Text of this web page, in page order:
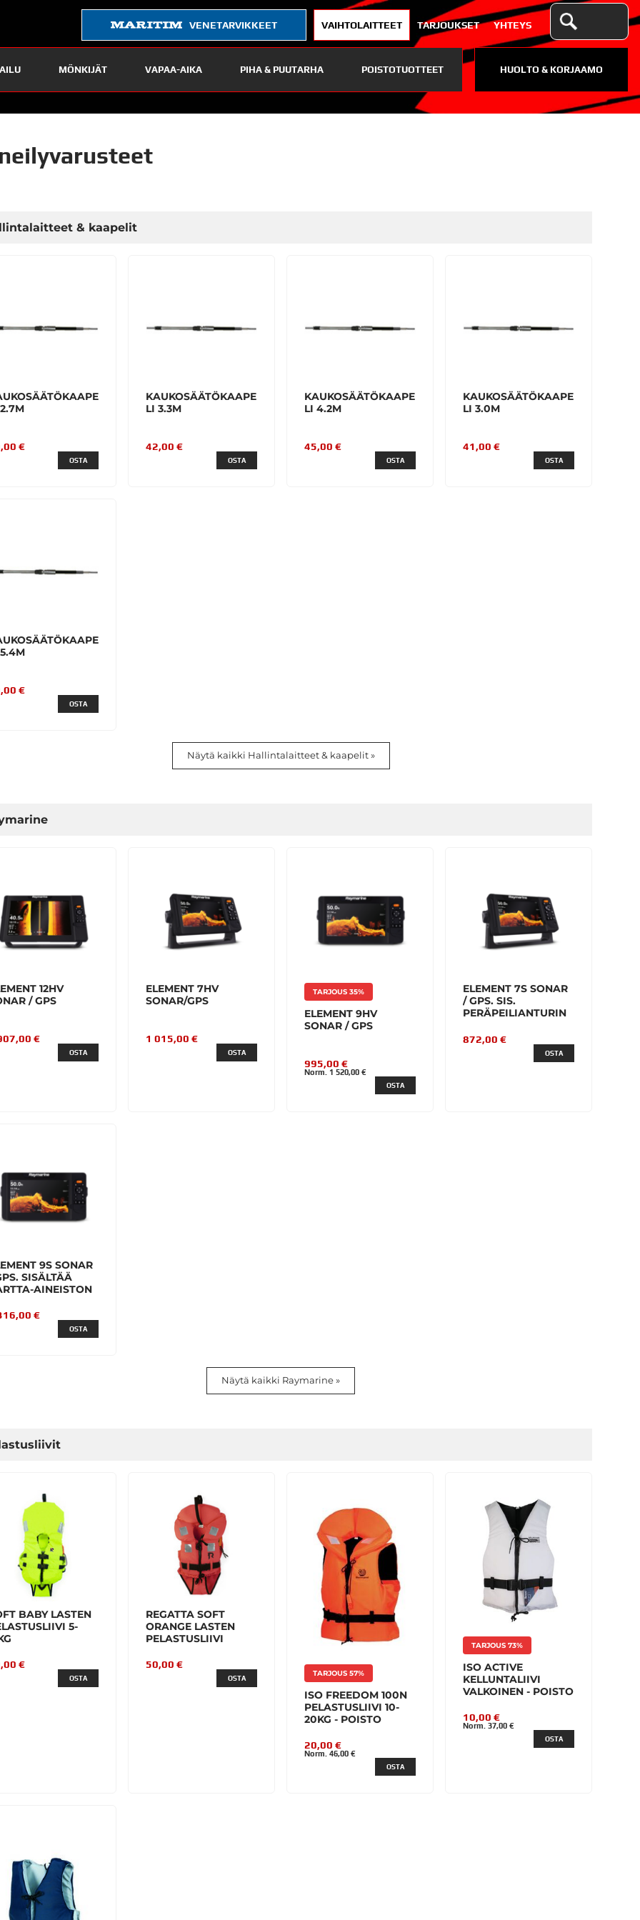
VENETARVIKKEET VAIHTOLAITTEET TARJOUKSET YHTEYS
MÖNKIJÄT VAPAA-AIKA PIHA & PUUTARHA POISTOTUOTTEET HUOLTO & KORJAAMO
& kaapelit
€
OSTA
KAUKOSÄÄTÖKAAPE
LI 3.3M
42,00 €
OSTA
KAUKOSÄÄTÖKAAPE
LI 4.2M
45,00 €
OSTA
KAUKOSÄÄTÖKAAPE
LI 3.0M
41,00 €
OSTA
€
OSTA
Näytä kaikki Hallintalaitteet & kaapelit »
12HV
/ GPS
€
OSTA
ELEMENT 7HV
SONAR/GPS
1 015,00 €
OSTA
TARJOUS 35%
ELEMENT 9HV
SONAR / GPS
995,00 €
Norm. 1 520,00 €
OSTA
ELEMENT 7S SONAR
/ GPS. SIS.
PERÄPEILIANTURIN
872,00 €
OSTA
9S SONAR
SISÄLTÄÄ
AINEISTON
€
OSTA
Näytä kaikki Raymarine »
BABY LASTEN
5-
€
OSTA
REGATTA SOFT
ORANGE LASTEN
PELASTUSLIIVI
50,00 €
OSTA
TARJOUS 57%
ISO FREEDOM 100N
PELASTUSLIIVI 10-
20KG - POISTO
20,00 €
Norm. 46,00 €
OSTA
TARJOUS 73%
ISO ACTIVE
KELLUNTALIIVI
VALKOINEN - POISTO
10,00 €
Norm. 37,00 €
OSTA